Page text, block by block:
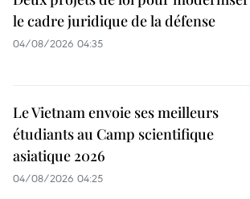
le cadre juridique de la défense
04/08/2026 04:35
Le Vietnam envoie ses meilleurs
étudiants au Camp scientifique
asiatique 2026
04/08/2026 04:25